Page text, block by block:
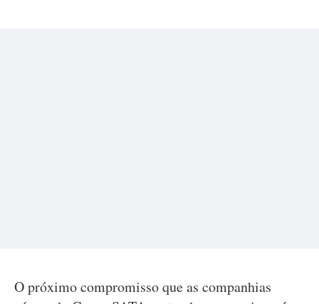
O próximo compromisso que as companhias